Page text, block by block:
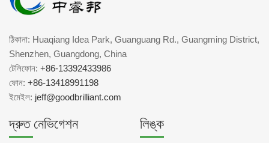
ঠিকানা: Huaqiang Idea Park, Guanguang Rd., Guangming District,
Shenzhen, Guangdong, China
টেলিফোন: +86-13392433986
ফোন: +86-13418991198
ইমেইল: jeff@goodbrilliant.com
দ্রুত নেভিগেশন লিঙ্ক